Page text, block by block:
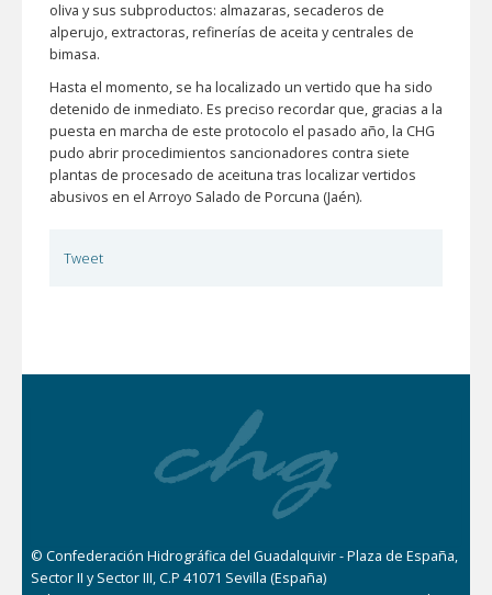
oliva y sus subproductos: almazaras, secaderos de
alperujo, extractoras, refinerías de aceita y centrales de
bimasa.
Hasta el momento, se ha localizado un vertido que ha sido
detenido de inmediato. Es preciso recordar que, gracias a la
puesta en marcha de este protocolo el pasado año, la CHG
pudo abrir procedimientos sancionadores contra siete
plantas de procesado de aceituna tras localizar vertidos
abusivos en el Arroyo Salado de Porcuna (Jaén).
Tweet
© Confederación Hidrográfica del Guadalquivir - Plaza de España,
Sector II y Sector III, C.P 41071 Sevilla (España)